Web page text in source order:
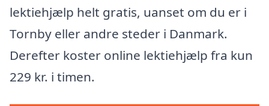
lektiehjælp helt gratis, uanset om du er i
Tornby eller andre steder i Danmark.
Derefter koster online lektiehjælp fra kun
229 kr. i timen.